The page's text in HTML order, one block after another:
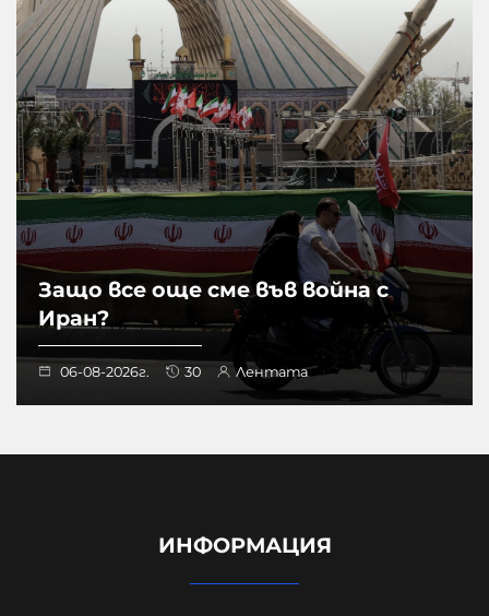
Защо все още сме във война с
Иран?
06-08-2026г. 30 Лентата
ИНФОРМАЦИЯ